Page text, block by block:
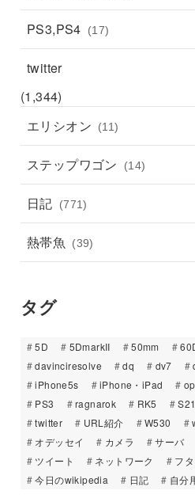
PS3,PS4 (17)
twitter
(1,344)
エリシオン
(11)
ステップワゴン (14)
日記 (771)
熱帯魚 (39)
タグ
5D 5DmarkII 50mm
davinciresolve
dq dv7
iPhone5s
iPhone・iPad
PS3
ragnarok RK5
twitter
URL紹介 W530
オデッセイ
カメラ サーバ
ツイート
ネットワーク フ
今日のwikipedia
日記 自分